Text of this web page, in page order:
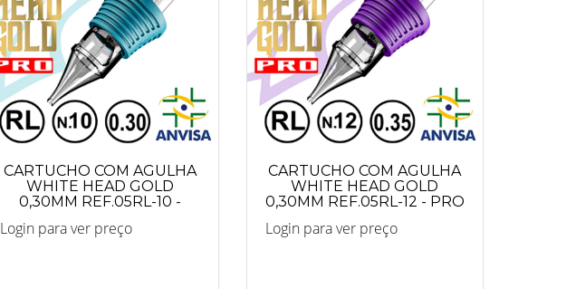
CARTUCHO COM AGULHA
WHITE HEAD GOLD
0,30MM REF.05RL-10 -
Login para ver preço
CARTUCHO COM AGULHA
WHITE HEAD GOLD
0,30MM REF.05RL-12 - PRO
Login para ver preço